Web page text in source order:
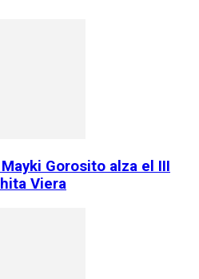
Gorosito alza el III
Viera